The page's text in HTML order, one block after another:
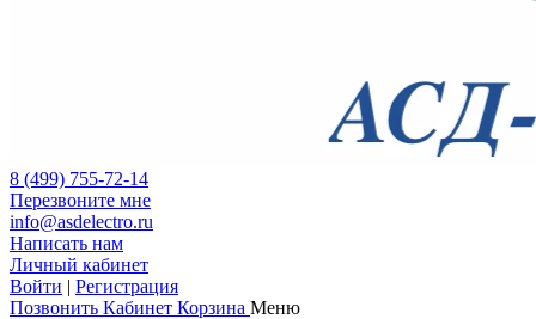
8 (499) 755-72-14
Перезвоните мне
info@asdelectro.ru
Написать нам
Личный кабинет
Войти | Регистрация
Позвонить Кабинет Корзина Меню